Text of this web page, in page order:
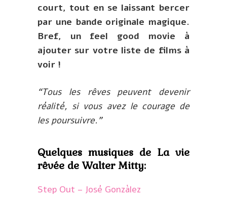
court, tout en se laissant bercer
par une bande originale magique.
Bref, un feel good movie à
ajouter sur votre liste de films à
voir !
“Tous les rêves peuvent devenir
réalité, si vous avez le courage de
les poursuivre.”
Quelques musiques de La vie
rêvée de Walter Mitty:
Step Out – José Gonzàlez